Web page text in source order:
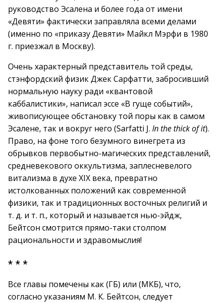
руководство Эсалена и более года от имени
«Девяти» фактически заправляла всеми делами
(именно по «приказу Девяти» Майкл Мэрфи в 1980
г. приезжал в Москву).
Очень характерный представитель той среды,
стэнфордский физик Джек Сарфатти, забросивший
нормальную науку ради «квантовой
каббалистики», написал эссе «В гуще событий»,
живописующее обстановку той поры как в самом
Эсалене, так и вокруг него (Sarfatti J. In the thick of it).
Право, на фоне того безумного винегрета из
обрывков первобытно-магических представлений,
средневекового оккультизма, заплесневелого
витализма в духе XIX века, превратно
истолкованных положений как современной
физики, так и традиционных восточных религий и
т. д. и т. п., который и называется нью-эйдж,
Бейтсон смотрится прямо-таки столпом
рациональности и здравомыслия!
* * *
Все главы помечены как (ГБ) или (МКБ), что,
согласно указаниям М. К. Бейтсон, следует